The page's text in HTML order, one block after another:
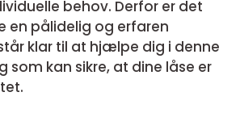
behov. Derfor er det
pålidelig og erfaren
klar til at hjælpe dig i denne
som kan sikre, at dine låse er